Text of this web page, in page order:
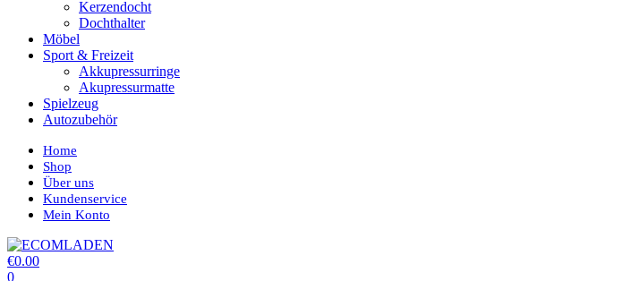
Kerzendocht
Dochthalter
Möbel
Sport & Freizeit
Akkupressurringe
Akupressurmatte
Spielzeug
Autozubehör
Home
Shop
Über uns
Kundenservice
Mein Konto
€0.00
0